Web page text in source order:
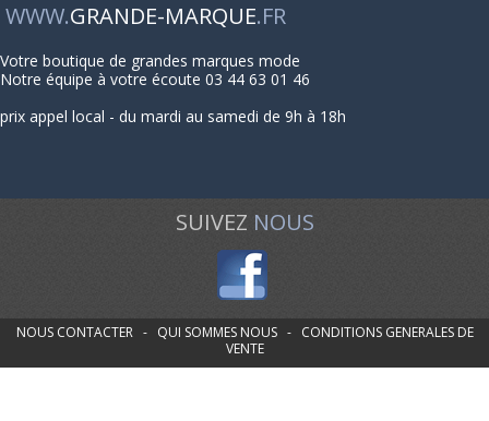
WWW.GRANDE-MARQUE.FR
Votre boutique de grandes marques mode
Notre équipe à votre écoute 03 44 63 01 46
prix appel local - du mardi au samedi de 9h à 18h
SUIVEZ NOUS
NOUS CONTACTER- QUI SOMMES NOUS- CONDITIONS GENERALES DE
VENTE